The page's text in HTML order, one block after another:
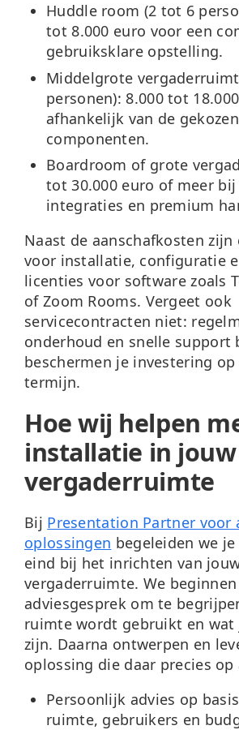
Huddle room (2 tot 6
tot 8.000 euro voor een
gebruiksklare opstelling.
Middelgrote
personen): 8.000 tot
afhankelijk van de gekozen
componenten.
Boardroom of grote
tot 30.000 euro of meer
integraties en premium
Naast de aanschafkosten
voor installatie, configuratie
licenties voor software zoals
of Zoom Rooms. Vergeet ook
servicecontracten niet:
onderhoud en snelle support
beschermen je investering
termijn.
Hoe wij helpen
installatie in jouw
vergaderruimte
Bij Presentation Partner voor
oplossingen begeleiden we
eind bij het inrichten van
vergaderruimte. We
adviesgesprek om te
ruimte wordt gebruikt en wat
zijn. Daarna ontwerpen en
oplossing die daar precies op
Persoonlijk advies op
ruimte, gebruikers en